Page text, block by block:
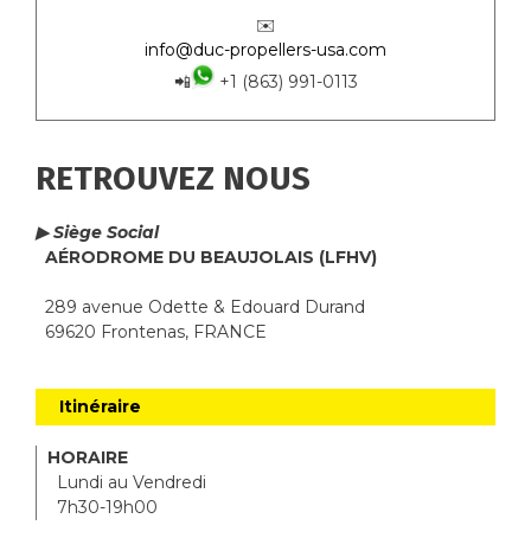
✉️
info@duc-propellers-usa.com
📲
+1 (863) 991-0113
RETROUVEZ NOUS
▶ Siège Social
AÉRODROME DU BEAUJOLAIS (LFHV)
289 avenue Odette & Edouard Durand
69620 Frontenas, FRANCE
Itinéraire
HORAIRE
Lundi au Vendredi
7h30-19h00